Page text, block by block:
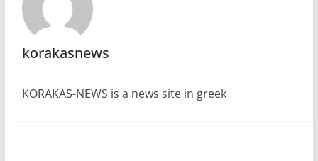
korakasnews
KORAKAS-NEWS is a news site in greek